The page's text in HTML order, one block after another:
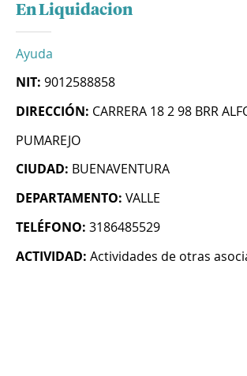
En Liquidacion
Ayuda
NIT: 9012588858
DIRECCIÓN: CARRERA 18 2 98 BRR
PUMAREJO
CIUDAD: BUENAVENTURA
DEPARTAMENTO: VALLE
TELÉFONO: 3186485529
ACTIVIDAD: Actividades de otras